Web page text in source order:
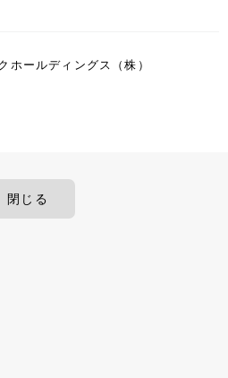
ホールディングス（株）
閉じる